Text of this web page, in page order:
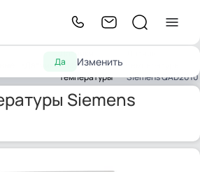
Да Изменить
Датчикивлажности и
температуры
Siemens QAD2010
Siemens